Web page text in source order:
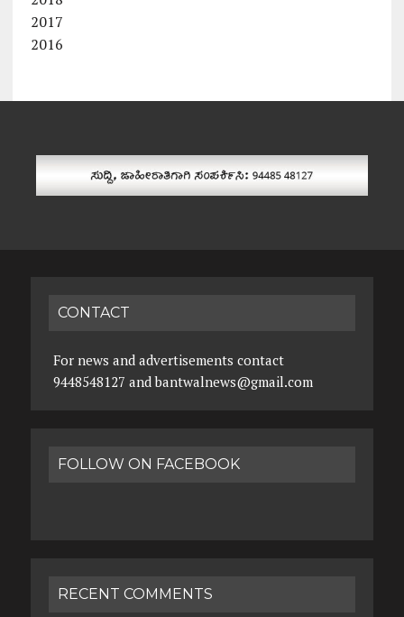
2017
2016
CONTACT
For news and advertisements contact
9448548127 and bantwalnews@gmail.com
FOLLOW ON FACEBOOK
RECENT COMMENTS